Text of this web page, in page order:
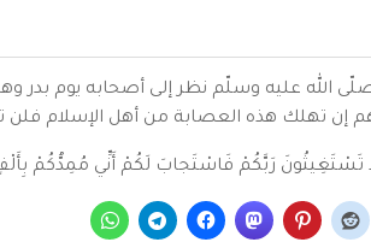
الله عليه وسلّم نظر إلى أصحابه يوم بدر
إن تهلك هذه العصابة من أهل الإسلام
تَسْتَغِيثُونَ رَبَّكُمْ فَاسْتَجابَ لَكُمْ أَنِّي مُمِدُّكُمْ بِأَلْفٍ